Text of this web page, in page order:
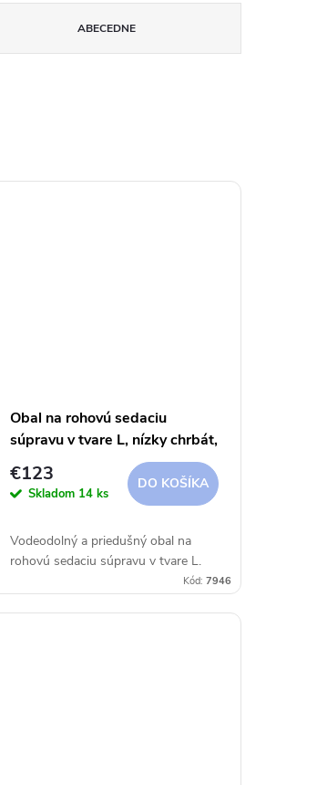
ABECEDNE
Obal na rohovú sedaciu
súpravu v tvare L, nízky chrbát,
ĽAVÁ 330x255x100x70 cm
Aerocover
€123
Skladom 14 ks
DO KOŠÍKA
Vodeodolný a priedušný obal na
rohovú sedaciu súpravu v tvare L.
Kód: 7946